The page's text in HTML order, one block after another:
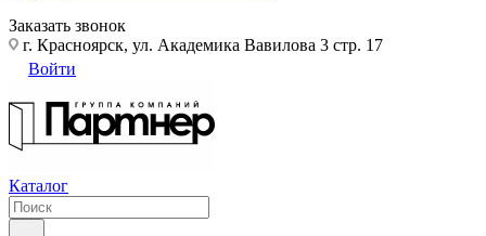
Заказать звонок
г. Красноярск, ул. Академика Вавилова 3 стр. 17
Войти
Каталог